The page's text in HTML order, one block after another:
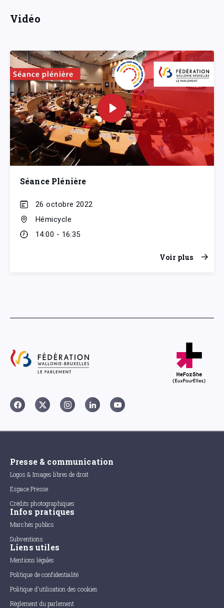
Vidéo
Séance Plénière
26 octobre 2022
Hémicycle
14:00 - 16:35
Voir plus
Presse & communication
Logos & Images libres de droit
Espace Presse
Crédits photographiques
Infos pratiques
Marchés publics
Subventions
Liens utiles
Mentions légales
Politique de confidentialité
Politique d'utilisation des cookies
Règlement du parlement